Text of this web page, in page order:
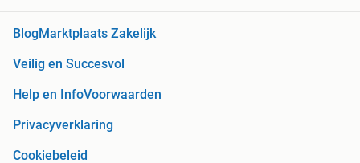
Blog Marktplaats Zakelijk
Veilig en Succesvol
Help en InfoVoorwaarden
Privacyverklaring
Cookiebeleid